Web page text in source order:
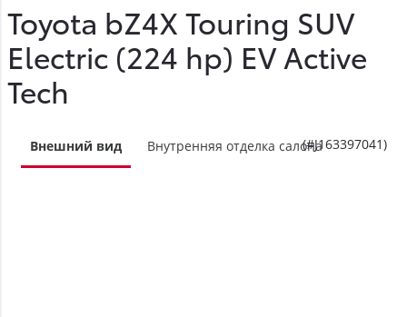
Toyota bZ4X Touring SUV
Electric (224 hp) EV Active
Tech
(#J163397041)
Внешний вид Внутренняя отделка салона